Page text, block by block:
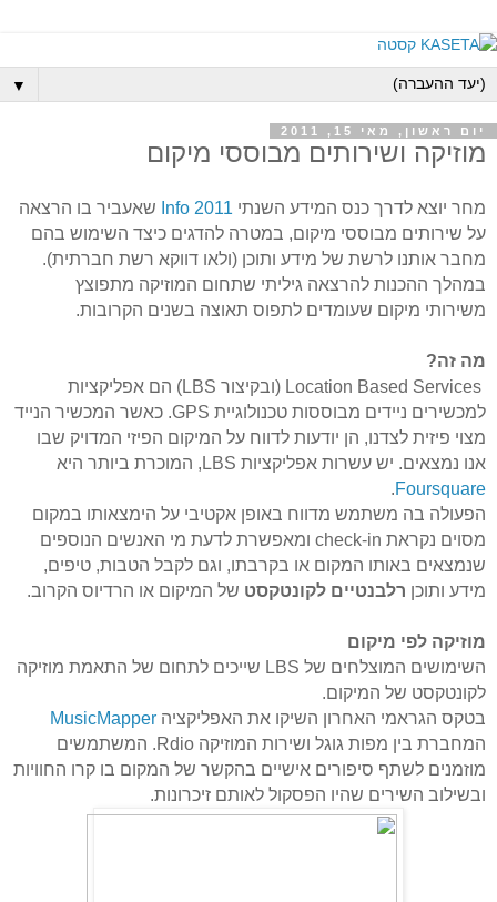
▼
יום ראשון, מאי 15, 2011
מוזיקה ושירותים מבוססי מיקום
מחר יוצא לדרך כנס המידע השנתי Info 2011 שאעביר בו הרצאה
על שירותים מבוססי מיקום, במטרה להדגים כיצד השימוש בהם
מחבר אותנו לרשת של מידע ותוכן (ולאו דווקא רשת חברתית).
במהלך ההכנות להרצאה גיליתי שתחום המוזיקה מתפוצץ
משירותי מיקום שעומדים לתפוס תאוצה בשנים הקרובות.
מה זה?
Location Based Services (ובקיצור LBS) הם אפליקציות
למכשירים ניידים מבוססות טכנולוגיית GPS
. כאשר המכשיר הנייד
מצוי פיזית לצדנו, הן יודעות לדווח על המיקום הפיזי המדויק שבו
אנו נמצאים. יש עשרות אפליקציות LBS , המוכרת ביותר היא
Foursquare
.
הפעולה בה משתמש מדווח באופן אקטיבי על הימצאותו במקום
מסוים נקראת check-in ומאפשרת לדעת מי האנשים הנוספים
שנמצאים באותו המקום או בקרבתו, וגם לקבל הטבות, טיפים,
מידע ותוכן רלבנטיים לקונטקסט של המיקום או הרדיוס הקרוב.
מוזיקה לפי מיקום
השימושים המוצלחים של LBS שייכים לתחום של התאמת מוזיקה
לקונטקסט של המיקום.
בטקס הגראמי האחרון השיקו את האפליקציה MusicMapper
המחברת בין מפות גוגל ושירות המוזיקה Rdio. המשתמשים
מוזמנים לשתף סיפורים אישיים בהקשר של המקום בו קרו החוויות
ובשילוב השירים שהיו הפסקול לאותם זיכרונות.